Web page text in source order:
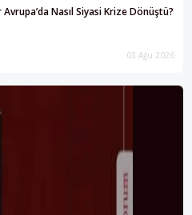
Nasıl Siyasi Krize Dönüştü?
03 Ağu 2026